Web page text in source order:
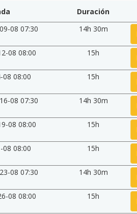
Duración
08 07:30 14h 30m
08 08:00 15h
08 08:00 15h
08 07:30 14h 30m
08 08:00 15h
08 08:00 15h
08 07:30 14h 30m
08 08:00 15h